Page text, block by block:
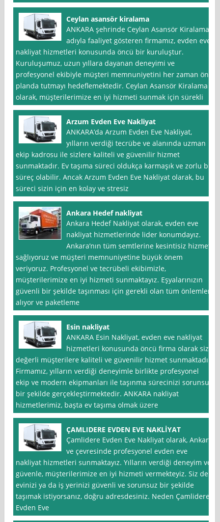
Ceylan asansör kiralama
ANKARA şehrinde Ceylan Asansör Kiralama
adıyla faaliyet gösteren firmamız, evden eve
nakliyat hizmetleri konusunda öncü bir kuruluştur.
Kuruluşumuz, uzun yıllara dayanan deneyimi ve
profesyonel ekibiyle müşteri memnuniyetini her zaman ön
planda tutmayı hedeflemektedir. Ceylan Asansör Kiralama
olarak, müşterilerimize en iyi hizmeti sunmak için sürekli
Arzum Evden Eve Nakliyat
ANKARA’da Arzum Evden Eve Nakliyat,
yılların verdiği tecrübe ve alanında uzman
ekip kadrosu ile sizlere kaliteli ve güvenilir hizmet
sunmaktadır. Ev taşıma süreci oldukça karmaşık ve zorlu bir
süreç olabilir. Ancak Arzum Evden Eve Nakliyat olarak, bu
süreci sizin için en kolay ve stresiz
Ankara Hedef nakliyat
Ankara Hedef Nakliyat olarak, evden eve
nakliyat hizmetlerinde lider konumdayız.
Ankara’nın tüm semtlerine kesintisiz hizmet
sağlıyoruz ve müşteri memnuniyetine büyük önem
veriyoruz. Profesyonel ve tecrübeli ekibimizle,
müşterilerimize en iyi hizmeti sunmaktayız. Eşyalarınızın
güvenli bir şekilde taşınması için gerekli olan tüm önlemleri
alıyor ve paketleme
Esin nakliyat
ANKARA Esin Nakliyat, evden eve nakliyat
hizmetleri konusunda öncü firma olarak siz
değerli müşterilere kaliteli ve güvenilir hizmet sunmaktadır.
Firmamız, yılların verdiği deneyimle birlikte profesyonel
ekip ve modern ekipmanları ile taşınma sürecinizi sorunsuz
bir şekilde gerçekleştirmektedir. ANKARA nakliyat
hizmetlerimiz, başta ev taşıma olmak üzere
ÇAMLIDERE EVDEN EVE NAKLİYAT
Çamlidere Evden Eve Nakliyat olarak, Ankara
ve çevresinde profesyonel evden eve
nakliyat hizmetleri sunmaktayız. Yılların verdiği deneyim ve
güvenle, müşterilerimize en iyi hizmeti vermekteyiz. Siz de
evinizi ya da iş yerinizi güvenli ve sorunsuz bir şekilde
taşımak istiyorsanız, doğru adresdesiniz. Neden Çamlidere
Evden Eve